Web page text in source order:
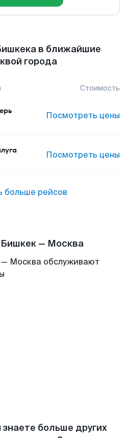
в ближайшие
города
Стоимость
Посмотреть цены
Посмотреть цены
больше рейсов
— Москва
Москва обслуживают
больше других